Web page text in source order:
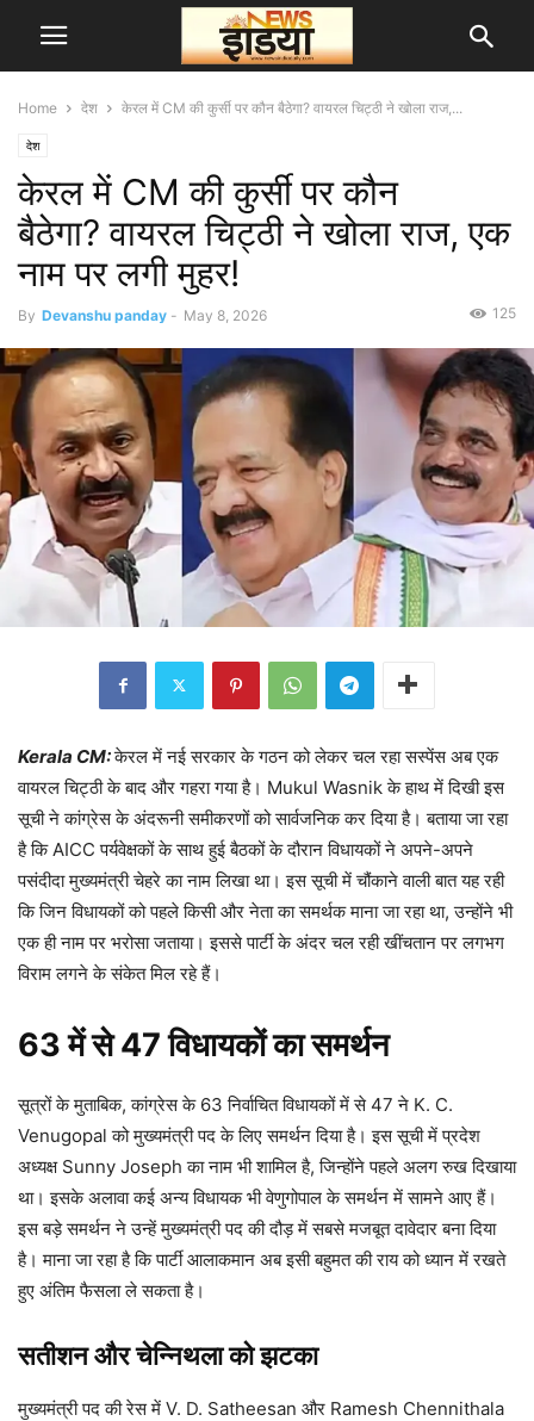
Home देश केरल में CM की कुर्सी पर कौन बैठेगा? वायरल चिट्ठी ने खोला राज,...
देश
केरल में CM की कुर्सी पर कौन
बैठेगा? वायरल चिट्ठी ने खोला राज, एक
नाम पर लगी मुहर!
By Devanshu panday - May 8, 2026 125
Kerala CM:केरल में नई सरकार के गठन को लेकर चल रहा सस्पेंस अब एक
वायरल चिट्ठी के बाद और गहरा गया है। Mukul Wasnik के हाथ में दिखी इस
सूची ने कांग्रेस के अंदरूनी समीकरणों को सार्वजनिक कर दिया है। बताया जा रहा
है कि AICC पर्यवेक्षकों के साथ हुई बैठकों के दौरान विधायकों ने अपने-अपने
पसंदीदा मुख्यमंत्री चेहरे का नाम लिखा था। इस सूची में चौंकाने वाली बात यह रही
कि जिन विधायकों को पहले किसी और नेता का समर्थक माना जा रहा था, उन्होंने भी
एक ही नाम पर भरोसा जताया। इससे पार्टी के अंदर चल रही खींचतान पर लगभग
विराम लगने के संकेत मिल रहे हैं।
63 में से 47 विधायकों का समर्थन
सूत्रों के मुताबिक, कांग्रेस के 63 निर्वाचित विधायकों में से 47 ने K. C.
Venugopal को मुख्यमंत्री पद के लिए समर्थन दिया है। इस सूची में प्रदेश
अध्यक्ष Sunny Joseph का नाम भी शामिल है, जिन्होंने पहले अलग रुख दिखाया
था। इसके अलावा कई अन्य विधायक भी वेणुगोपाल के समर्थन में सामने आए हैं।
इस बड़े समर्थन ने उन्हें मुख्यमंत्री पद की दौड़ में सबसे मजबूत दावेदार बना दिया
है। माना जा रहा है कि पार्टी आलाकमान अब इसी बहुमत की राय को ध्यान में रखते
हुए अंतिम फैसला ले सकता है।
सतीशन और चेन्निथला को झटका
मुख्यमंत्री पद की रेस में V. D. Satheesan और Ramesh Chennithala